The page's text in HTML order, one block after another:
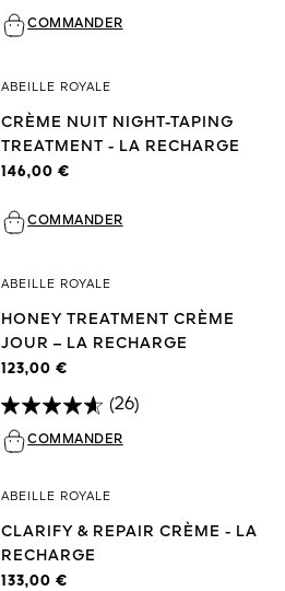
COMMANDER
ABEILLE ROYALE
CRÈME NUIT NIGHT-TAPING
TREATMENT - LA RECHARGE
146,00 €
COMMANDER
ABEILLE ROYALE
HONEY TREATMENT CRÈME
JOUR – LA RECHARGE
123,00 €
(26)
COMMANDER
ABEILLE ROYALE
CLARIFY & REPAIR CRÈME - LA
RECHARGE
133,00 €